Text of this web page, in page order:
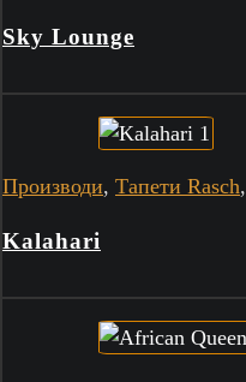
Sky Lounge
Производи, Тапети Rasch,
Kalahari